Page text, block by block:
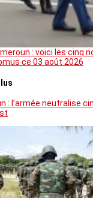
: voici les cinq
ce 03 août 2026
: l’armée neutralise